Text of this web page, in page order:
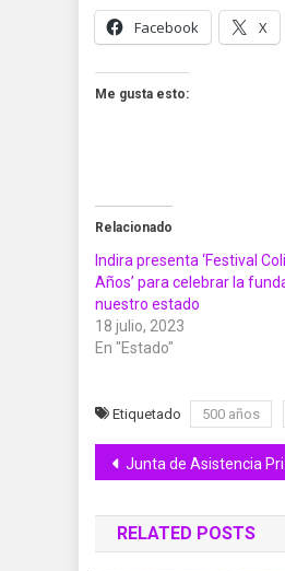
Facebook X
Me gusta esto:
Relacionado
Indira presenta ‘Festival
Años’ para celebrar la
nuestro estado
18 julio, 2023
En "Estado"
Etiquetado 500 años
Navegación
de
entradas
Junta de Asistencia Privada realiza visitas de inspección a 65 IAP’s
RELATED POSTS